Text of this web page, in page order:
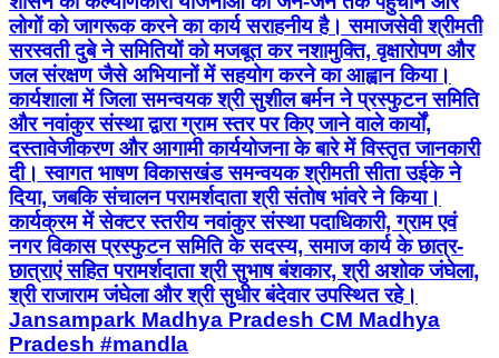
लोगों को जागरूक करने का कार्य सराहनीय है। समाजसेवी श्रीमती
सरस्वती दुबे ने समितियों को मजबूत कर नशामुक्ति, वृक्षारोपण और
जल संरक्षण जैसे अभियानों में सहयोग करने का आह्वान किया।
कार्यशाला में जिला समन्वयक श्री सुशील बर्मन ने प्रस्फुटन समिति
और नवांकुर संस्था द्वारा ग्राम स्तर पर किए जाने वाले कार्यों,
दस्तावेजीकरण और आगामी कार्ययोजना के बारे में विस्तृत जानकारी
दी। स्वागत भाषण विकासखंड समन्वयक श्रीमती सीता उईके ने
दिया, जबकि संचालन परामर्शदाता श्री संतोष भांवरे ने किया।
कार्यक्रम में सेक्टर स्तरीय नवांकुर संस्था पदाधिकारी, ग्राम एवं
नगर विकास प्रस्फुटन समिति के सदस्य, समाज कार्य के छात्र-
छात्राएं सहित परामर्शदाता श्री सुभाष बंशकार, श्री अशोक जंघेला,
श्री राजाराम जंघेला और श्री सुधीर बंदेवार उपस्थित रहे।
Jansampark Madhya Pradesh CM Madhya
Pradesh #mandla